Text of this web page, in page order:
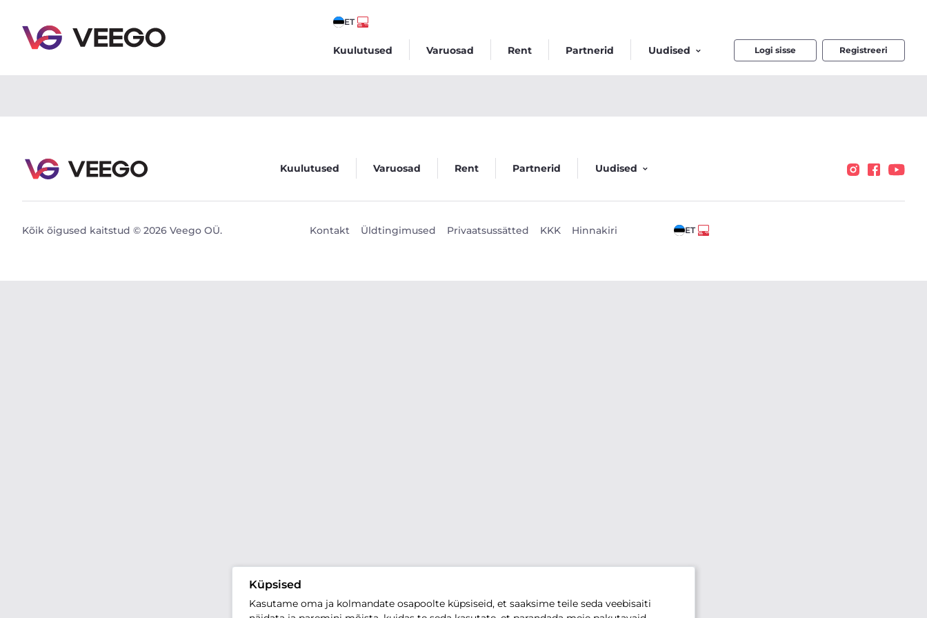
ET
Kuulutused Varuosad Rent Partnerid Uudised Logi sisse Registreeri
Küpsised
Kasutame oma ja kolmandate osapoolte küpsiseid, et saaksime teile seda veebisaiti
Kuulutused Varuosad Rent Partnerid Uudised
Kõik õigused kaitstud © 2026 Veego OÜ. Kontakt Üldtingimused Privaatsussätted KKK Hinnakiri ET